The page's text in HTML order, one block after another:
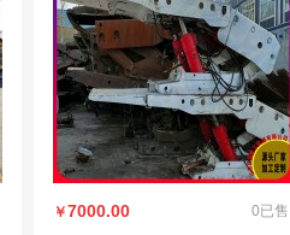
￥7000.00 0已售